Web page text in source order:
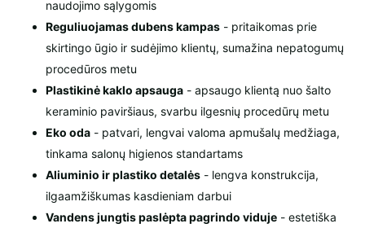
naudojimo sąlygomis
Reguliuojamas dubens kampas - pritaikomas prie
skirtingo ūgio ir sudėjimo klientų, sumažina nepatogumų
procedūros metu
Plastikinė kaklo apsauga - apsaugo klientą nuo šalto
keraminio paviršiaus, svarbu ilgesnių procedūrų metu
Eko oda - patvari, lengvai valoma apmušalų medžiaga,
tinkama salonų higienos standartams
Aliuminio ir plastiko detalės - lengva konstrukcija,
ilgaamžiškumas kasdieniam darbui
Vandens jungtis paslėpta pagrindo viduje - estetiška